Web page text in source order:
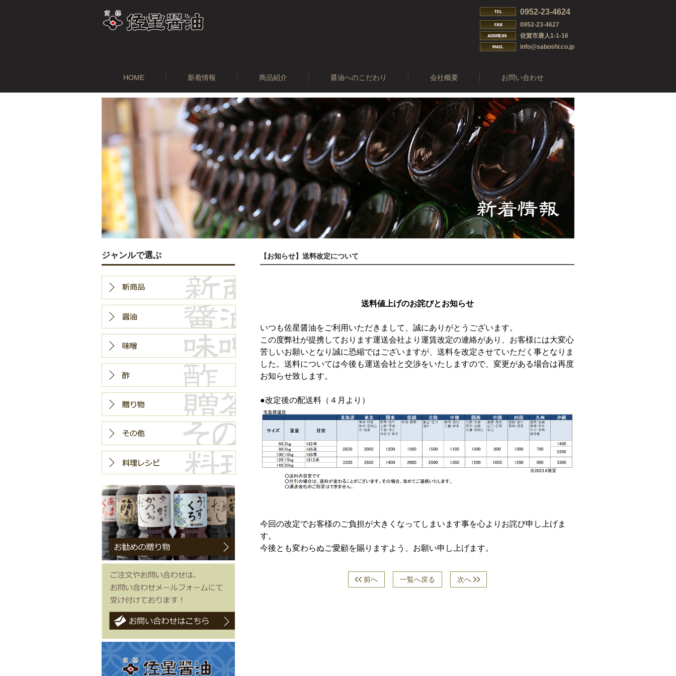
0952-23-4624
0952-23-4627
佐賀市唐人1-1-16
info@saboshi.co.jp
HOME 新着情報 商品紹介 醤油へのこだわり 会社概要 お問い合わせ
【お知らせ】送料改定について
送料値上げのお詫びとお知らせ
いつも佐星醤油をご利用いただきまして、誠にありがとうございます。
この度弊社が提携しております運送会社より運賃改定の連絡があり、お客様には大変心
苦しいお願いとなり誠に恐縮ではございますが、送料を改定させていただく事となりま
した。送料については今後も運送会社と交渉をいたしますので、変更がある場合は再度
お知らせ致します。
●改定後の配送料（４月より）
今回の改定でお客様のご負担が大きくなってしまいます事を心よりお詫び申し上げま
す。
今後とも変わらぬご愛顧を賜りますよう、お願い申し上げます。
前へ 一覧へ戻る 次へ
ジャンルで選ぶ